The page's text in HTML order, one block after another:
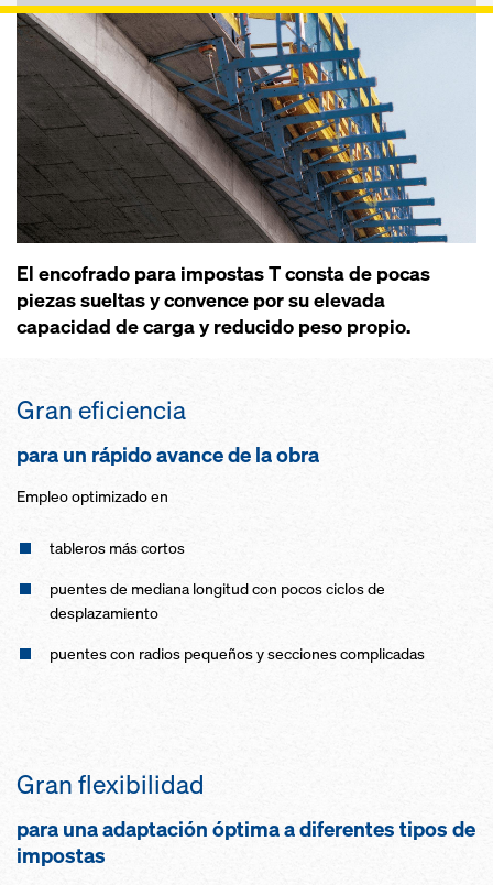
El encofrado para impostas T consta de pocas
piezas sueltas y convence por su elevada
capacidad de carga y reducido peso propio.
Gran eficiencia
para un rápido avance de la obra
Empleo optimizado en
tableros más cortos
puentes de mediana longitud con pocos ciclos de
desplazamiento
puentes con radios pequeños y secciones complicadas
Gran flexibilidad
para una adaptación óptima a diferentes tipos de
impostas